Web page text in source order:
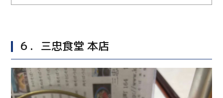
６．三忠食堂 本店